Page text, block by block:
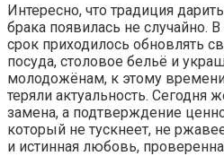
Интересно, что традиция
брака появилась не случайно.
срок приходилось обновлять
посуда, столовое бельё и
молодожёнам, к этому
теряли актуальность. Сегодня
замена, а подтверждение
который не тускнеет, не
и истинная любовь,